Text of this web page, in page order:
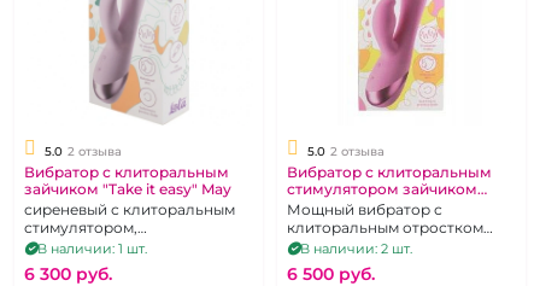
5.0 2 отзыва
Вибратор с клиторальным
зайчиком "Take it easy" May
сиреневый с клиторальным
стимулятором,
перезаряжаемый
В наличии: 1 шт.
6 300 pуб.
5.0 2 отзыва
Вибратор с клиторальным
стимулятором зайчиком
"Take it easy" Lily
Мощный вибратор с
клиторальным отростком
нежного розового цвета, с
десятью режимами вибрации.
В наличии: 2 шт.
6 500 pуб.